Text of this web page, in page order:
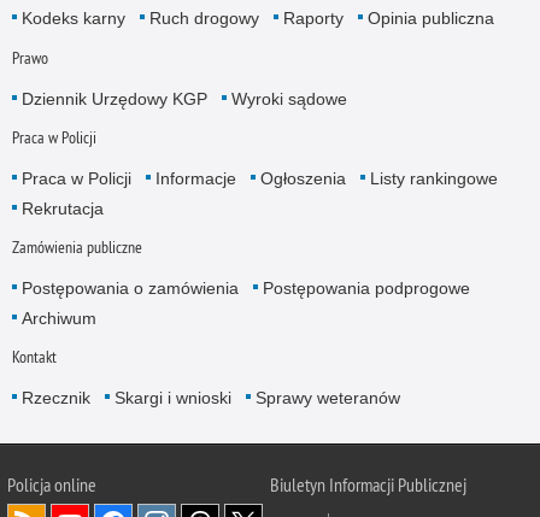
Kodeks karny
Ruch drogowy Raporty Opinia publiczna
Prawo
Dziennik Urzędowy KGP Wyroki sądowe
Praca w Policji
Praca w Policji Informacje Ogłoszenia
Listy rankingowe
Rekrutacja
Zamówienia publiczne
Postępowania o zamówienia
Postępowania podprogowe
Archiwum
Kontakt
Rzecznik Skargi i wnioski Sprawy weteranów
Policjaonline
Biuletyn Informacji Publicznej